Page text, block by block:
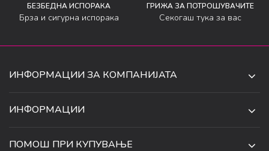
БЕЗБЕДНА ИСПОРАКА
Брза и сигурна испорака
ГРИЖА ЗА ПОТРОШУВАЧИТЕ
Секогаш тука за вас
ИНФОРМАЦИИ ЗА КОМПАНИЈАТА
ИНФОРМАЦИИ
ПОМОШ ПРИ КУПУВАЊЕ